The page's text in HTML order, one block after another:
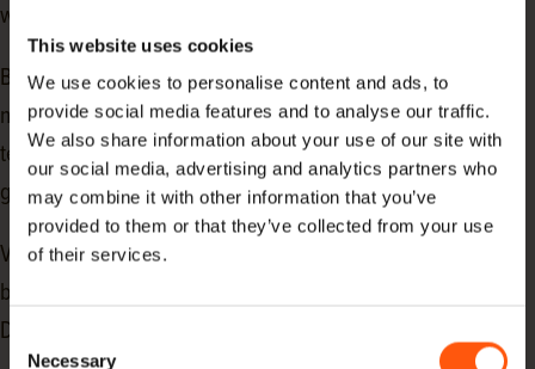
This website uses cookies
We use cookies to personalise content and ads, to
provide social media features and to analyse our traffic.
We also share information about your use of our site with
our social media, advertising and analytics partners who
may combine it with other information that you’ve
provided to them or that they’ve collected from your use
of their services.
Consent
Necessary
waaronder het maken van tafelbladen en meubels.
Bedrijven die op zoek zijn naar duurzaam en kwalitatief
notenhout voor hun bouwprojecten kunnen bij Hoogenhoff
terecht voor een uitgebreid assortiment van kunstmatig
gedroogd notenhout.
Vanwege de geschiktheid voor meubels en tafelbladen,
biedt Hoogenhoff notenhout planken in diverse afmetingen.
Dit stelt ons in staat om snel te kunnen leveren